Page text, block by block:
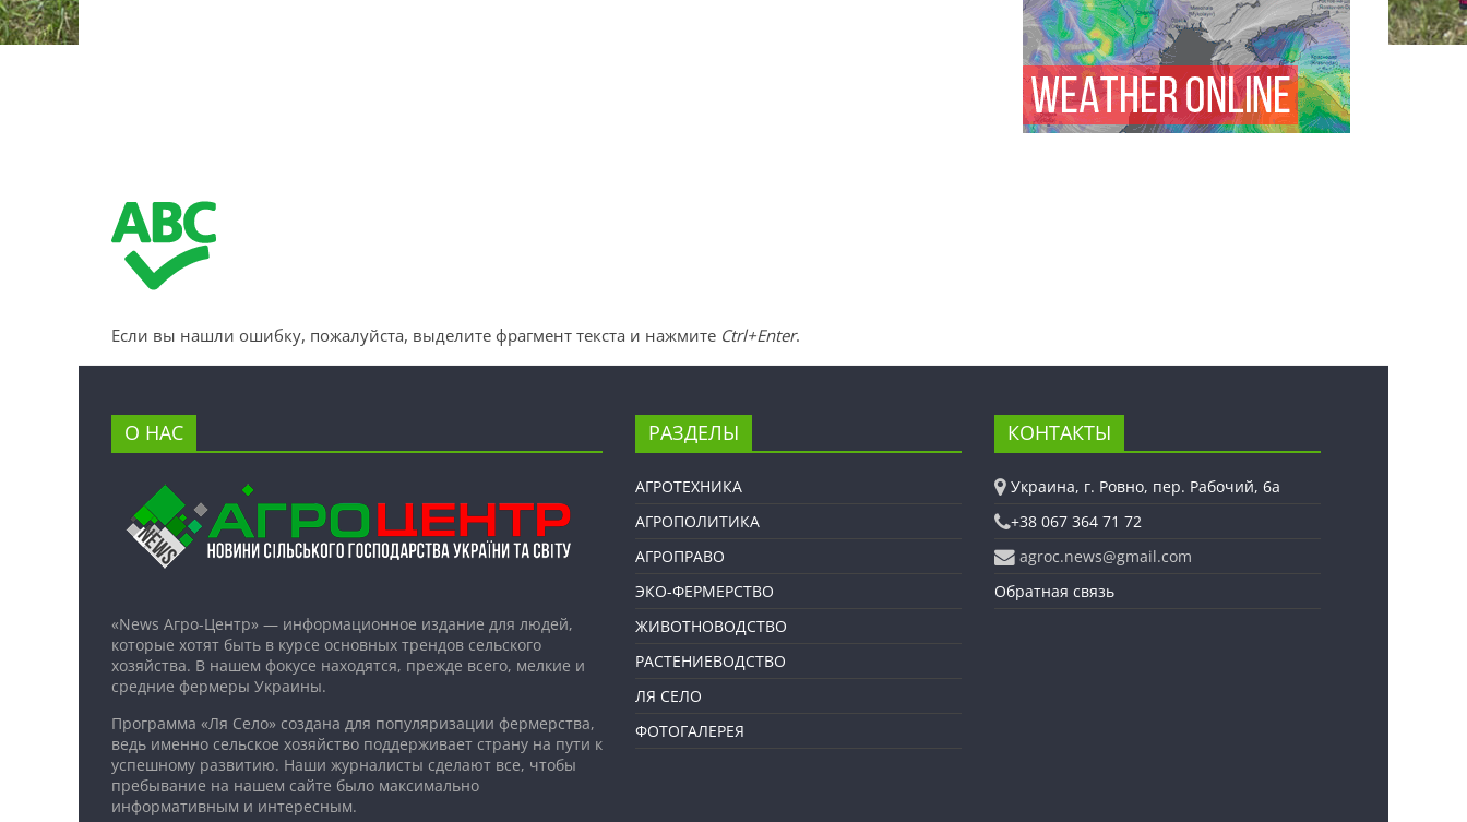
Если вы нашли ошибку, пожалуйста, выделите фрагмент текста и нажмите Ctrl+Enter.
О НАС
«News Агро-Центр» — информационное издание для людей,
которые хотят быть в курсе основных трендов сельского
хозяйства. В нашем фокусе находятся, прежде всего, мелкие и
средние фермеры Украины.
Программа «Ля Село» создана для популяризации фермерства,
ведь именно сельское хозяйство поддерживает страну на пути к
успешному развитию. Наши журналисты сделают все, чтобы
пребывание на нашем сайте было максимально
информативным и интересным.
РАЗДЕЛЫ
АГРОТЕХНИКА
АГРОПОЛИТИКА
АГРОПРАВО
ЭКО-ФЕРМЕРСТВО
ЖИВОТНОВОДСТВО
РАСТЕНИЕВОДСТВО
ЛЯ СЕЛО
ФОТОГАЛЕРЕЯ
КОНТАКТЫ
Украина, г. Ровно, пер. Рабочий, 6а
+38 067 364 71 72
agroc.news@gmail.com
Обратная связь